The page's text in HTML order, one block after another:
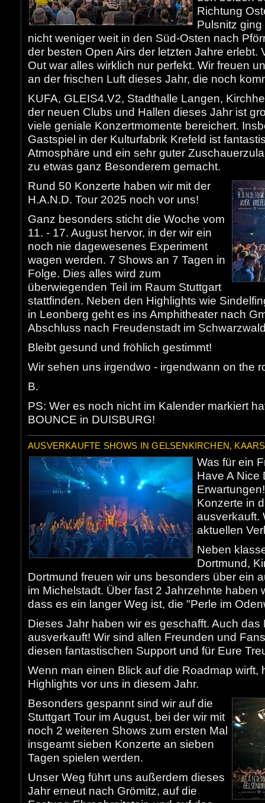
Richtung
Pulsnitz
nicht weniger weit in den Süd-Osten nach
der besten Open Airs der letzten Jahre erlebt.
Out war alles wirklich nur perfekt. Wir freuen
an der frischen Luft dieses Jahr, die noch
KUFA, GLEIS4.V2, Stadthalle Langen,
der neuen Clubs und Hallen dieses Jahr ist
viele geniale Konzertmomente bereichert.
Gastspiel in der Kulturfabrik Krefeld ist
Atmosphäre und ein sehr guter
zu etwas ganz Besonderem gemacht.
Rund 50 Konzerte haben wir mit der
H.A.N.D. Tour 2025 noch vor uns!
Ganz besonders sticht die Woche vom
11. - 17. August hervor, in der wir ein
noch nie dagewesenes Experiment
wagen werden. 7 Shows an 7 Tagen in
Folge. Dies alles wird zum
überwiegenden Teil im Raum Stuttgart
stattfinden. Neben den Highlights wie
in Leonberg geht es ins Amphitheater nach
Abschluss nach Freudenstadt im
Bleibt gesund und fröhlich gestimmt!
Wir sehen uns irgendwo - irgendwann on the
B.
PS: Wer es noch nicht im Kalender markiert
BOUNCE in DUISBURG!
AUSVERKAUFTE SHOWS IN GELSENKIRCHEN,
Was für ein
Have A Nice
Konzerte in
ausverkauft.
aktuellen
Neben
Dortmund,
Dortmund freuen wir uns besonders über ein
im Michelstadt. Über fast 2 Jahrzehnte haben
dass es ein langer Weg ist, die "Perle im
Dieses Jahr haben wir es geschafft. Auch das
ausverkauft! Wir sind allen Freunden und
diesen fantastischen Support und für Eure
Wenn man einen Blick auf die Roadmap wirft,
Highlights vor uns in diesem Jahr.
Besonders gespannt sind wir auf die
Stuttgart Tour im August, bei der wir mit
noch 2 weiteren Shows zum ersten Mal
insgeamt sieben Konzerte an sieben
Tagen spielen werden.
Unser Weg führt uns außerdem dieses
Jahr erneut nach Grömitz, auf die